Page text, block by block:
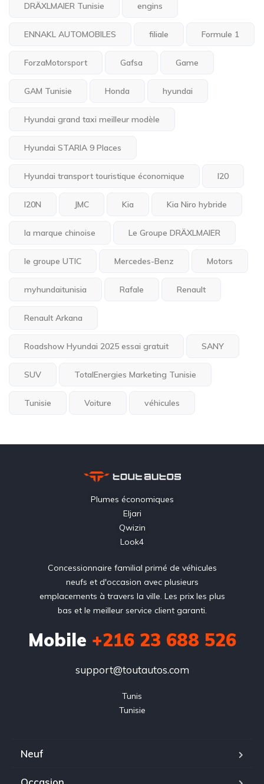
DRÄXLMAIER Tunisie engins
ENNAKL AUTOMOBILES filiale Formule 1
ForzaMotorsport Gafsa Game
GAM Tunisie Honda hyundai
Hyundai grand taxi meilleur modèle
Hyundai STARIA 9 Places
Hyundai transport touristique économique I20
I20N JMC Kia Kia Niro hybride
la marque chinoise Le Groupe DRÄXLMAIER
le groupe UTIC Mercedes-Benz Motors
myhundaitunisia Rafale Renault
Renault Arkana
Roadshow Hyundai 2025 essai gratuit SANY
SUV TotalEnergies Marketing Tunisie
Tunisie Voiture véhicules
Plumes économiques
Eljari
Qwizin
Look4
Concessionnaire familial primé de véhicules
neufs et d'occasion avec plusieurs
emplacements à travers la ville. Les prix les plus
bas et le meilleur service client garanti.
Mobile +216 23 688 526
support@toutautos.com
Tunis
Tunisie
Neuf